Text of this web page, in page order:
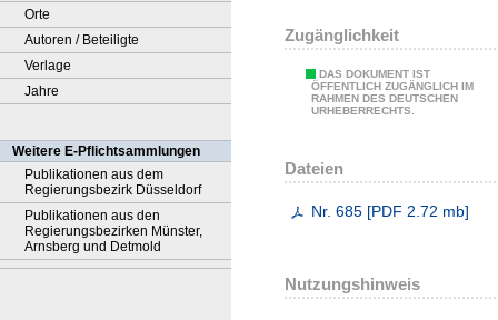
Orte
Autoren / Beteiligte
Verlage
Jahre
Weitere E-Pflichtsammlungen
Publikationen aus dem
Regierungsbezirk Düsseldorf
Publikationen aus den
Regierungsbezirken Münster,
Arnsberg und Detmold
Zugänglichkeit
DAS DOKUMENT IST
ÖFFENTLICH ZUGÄNGLICH IM
RAHMEN DES DEUTSCHEN
URHEBERRECHTS.
Dateien
Nr. 685 [PDF 2.72 mb]
Nutzungshinweis